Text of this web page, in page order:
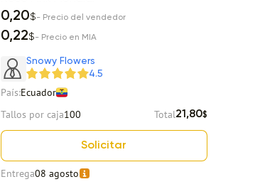
0,20$- Precio del vendedor
0,22$- Precio en MIA
Snowy Flowers
4.5
País:Ecuador
Tallos por caja100 Total21,80$
Solicitar
Entrega08 agosto